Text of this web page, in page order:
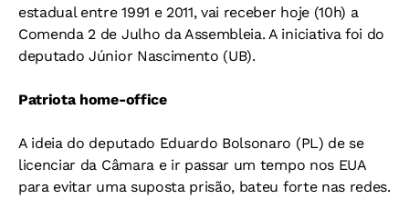
estadual entre 1991 e 2011, vai receber hoje (10h) a
Comenda 2 de Julho da Assembleia. A iniciativa foi do
deputado Júnior Nascimento (UB).
Patriota home-office
A ideia do deputado Eduardo Bolsonaro (PL) de se
licenciar da Câmara e ir passar um tempo nos EUA
para evitar uma suposta prisão, bateu forte nas redes.